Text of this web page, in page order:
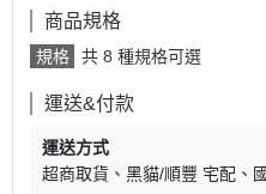
商品規格
規格 共 8 種規格可選
運送&付款
運送方式
超商取貨
黑貓/順豐 宅配